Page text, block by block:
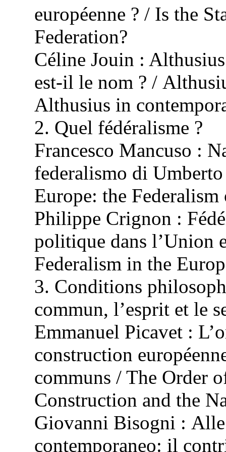
européenne ? / Is the
Federation?
Céline Jouin :
est-il le nom ? /
Althusius in
2. Quel fédéralisme ?
Francesco Mancuso :
federalismo di
Europe: the
Philippe Crignon :
politique dans l’Union
Federalism in the
3. Conditions
commun, l’esprit et le
Emmanuel Picavet :
construction
communs / The Order
Construction and the
Giovanni Bisogni :
contemporaneo: il